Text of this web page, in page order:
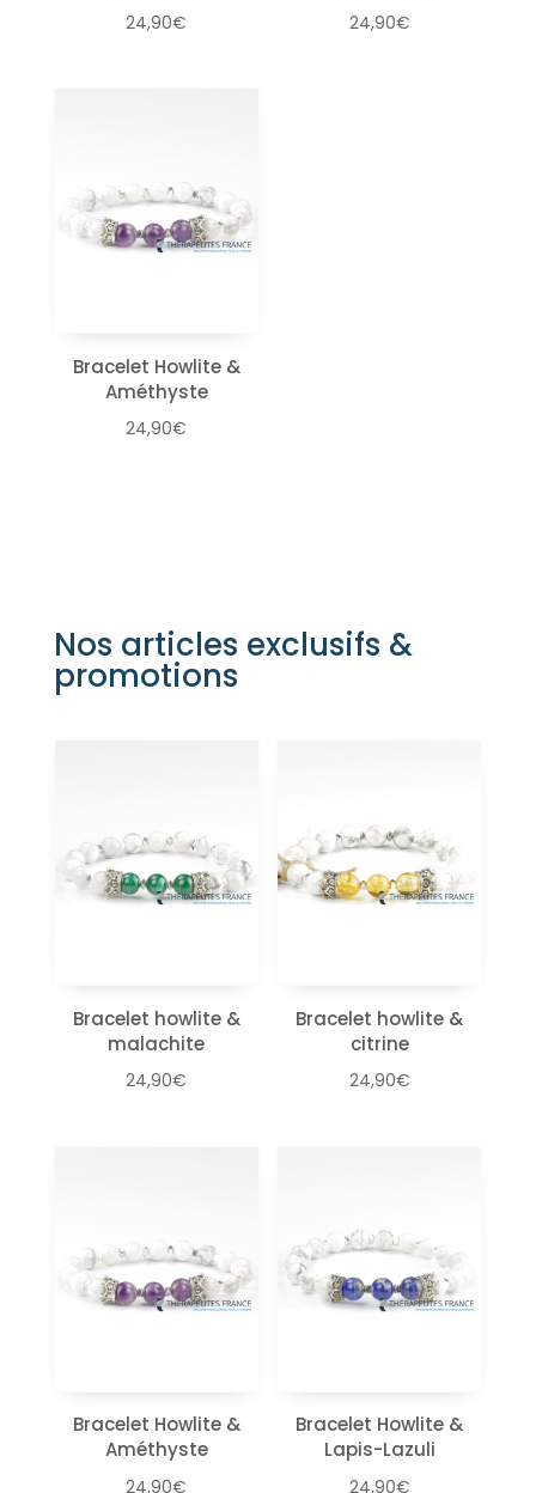
24,90€ 24,90€
Bracelet Howlite &
Améthyste
24,90€
Nos articles exclusifs &
promotions
Bracelet howlite &
malachite
24,90€
Bracelet howlite &
citrine
24,90€
Bracelet Howlite &
Améthyste
24,90€
Bracelet Howlite &
Lapis-Lazuli
24,90€